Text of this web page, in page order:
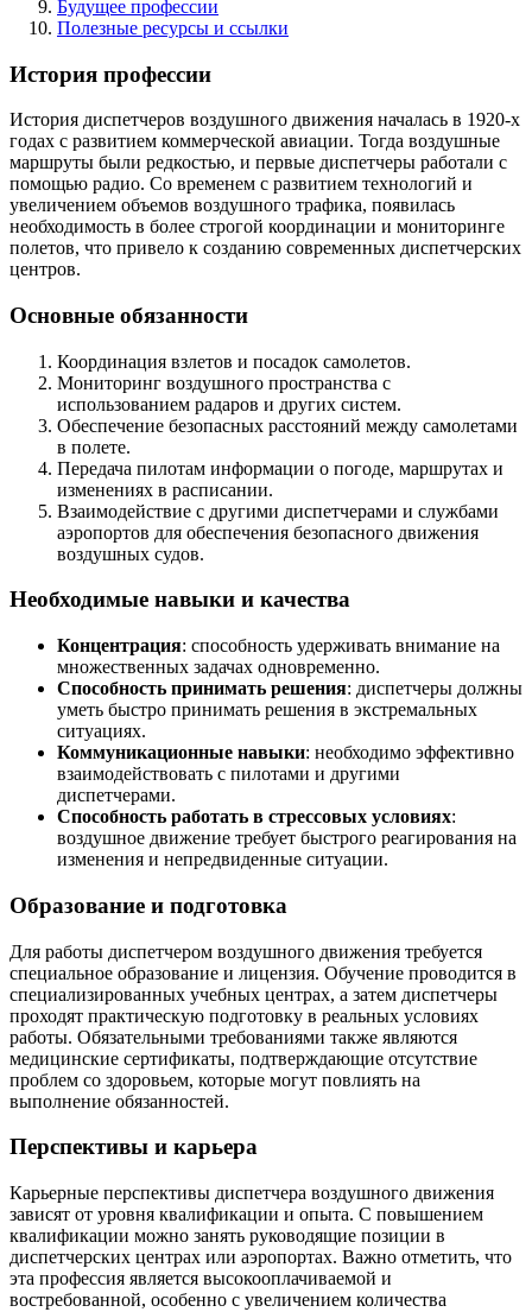
Будущее профессии
Полезные ресурсы и ссылки
История профессии
История диспетчеров воздушного движения началась в 1920-х
годах с развитием коммерческой авиации. Тогда воздушные
маршруты были редкостью, и первые диспетчеры работали с
помощью радио. Со временем с развитием технологий и
увеличением объемов воздушного трафика, появилась
необходимость в более строгой координации и мониторинге
полетов, что привело к созданию современных диспетчерских
центров.
Основные обязанности
Координация взлетов и посадок самолетов.
Мониторинг воздушного пространства с
использованием радаров и других систем.
Обеспечение безопасных расстояний между самолетами
в полете.
Передача пилотам информации о погоде, маршрутах и
изменениях в расписании.
Взаимодействие с другими диспетчерами и службами
аэропортов для обеспечения безопасного движения
воздушных судов.
Необходимые навыки и качества
Концентрация: способность удерживать внимание на
множественных задачах одновременно.
Способность принимать решения: диспетчеры должны
уметь быстро принимать решения в экстремальных
ситуациях.
Коммуникационные навыки: необходимо эффективно
взаимодействовать с пилотами и другими
диспетчерами.
Способность работать в стрессовых условиях:
воздушное движение требует быстрого реагирования на
изменения и непредвиденные ситуации.
Образование и подготовка
Для работы диспетчером воздушного движения требуется
специальное образование и лицензия. Обучение проводится в
специализированных учебных центрах, а затем диспетчеры
проходят практическую подготовку в реальных условиях
работы. Обязательными требованиями также являются
медицинские сертификаты, подтверждающие отсутствие
проблем со здоровьем, которые могут повлиять на
выполнение обязанностей.
Перспективы и карьера
Карьерные перспективы диспетчера воздушного движения
зависят от уровня квалификации и опыта. С повышением
квалификации можно занять руководящие позиции в
диспетчерских центрах или аэропортах. Важно отметить, что
эта профессия является высокооплачиваемой и
востребованной, особенно с увеличением количества